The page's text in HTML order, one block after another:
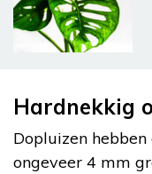
Hardnekkig
Dopluizen
ongeveer 4 mm